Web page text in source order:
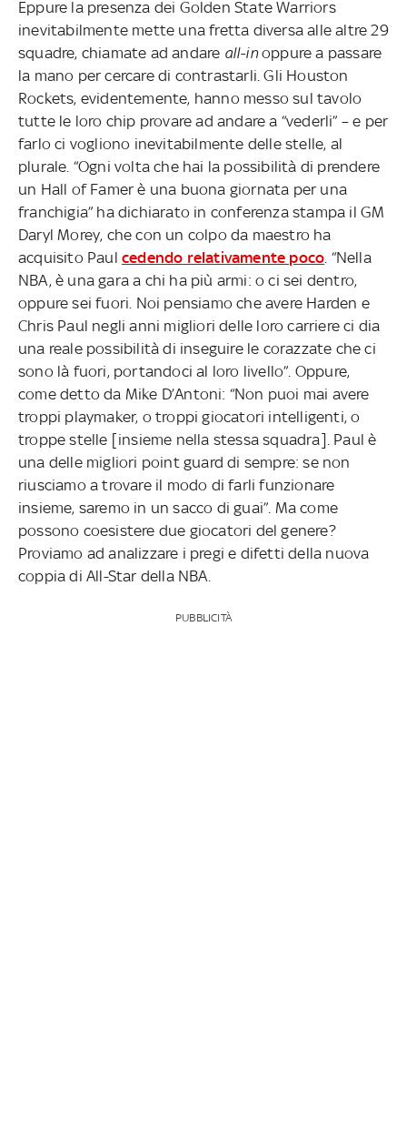
Eppure la presenza dei Golden State Warriors
inevitabilmente mette una fretta diversa alle altre 29
squadre, chiamate ad andare all-inoppure a passare
la mano per cercare di contrastarli. Gli Houston
Rockets, evidentemente, hanno messo sul tavolo
tutte le loro chip provare ad andare a “vederli” – e per
farlo ci vogliono inevitabilmente delle stelle, al
plurale. “Ogni volta che hai la possibilità di prendere
un Hall of Famer è una buona giornata per una
franchigia” ha dichiarato in conferenza stampa il GM
Daryl Morey, che con un colpo da maestro ha
acquisito Paul cedendo relativamente poco . “Nella
NBA, è una gara a chi ha più armi: o ci sei dentro,
oppure sei fuori. Noi pensiamo che avere Harden e
Chris Paul negli anni migliori delle loro carriere ci dia
una reale possibilità di inseguire le corazzate che ci
sono là fuori, portandoci al loro livello”. Oppure,
come detto da Mike D’Antoni: “Non puoi mai avere
troppi playmaker, o troppi giocatori intelligenti, o
troppe stelle [insieme nella stessa squadra]. Paul è
una delle migliori point guard di sempre: se non
riusciamo a trovare il modo di farli funzionare
insieme, saremo in un sacco di guai”. Ma come
possono coesistere due giocatori del genere?
Proviamo ad analizzare i pregi e difetti della nuova
coppia di All-Star della NBA.
PUBBLICITÀ